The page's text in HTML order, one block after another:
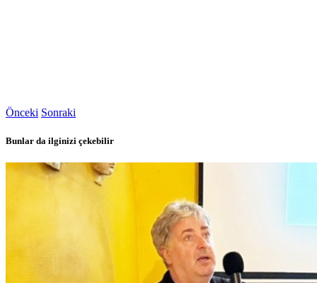
Önceki Sonraki
Bunlar da ilginizi çekebilir